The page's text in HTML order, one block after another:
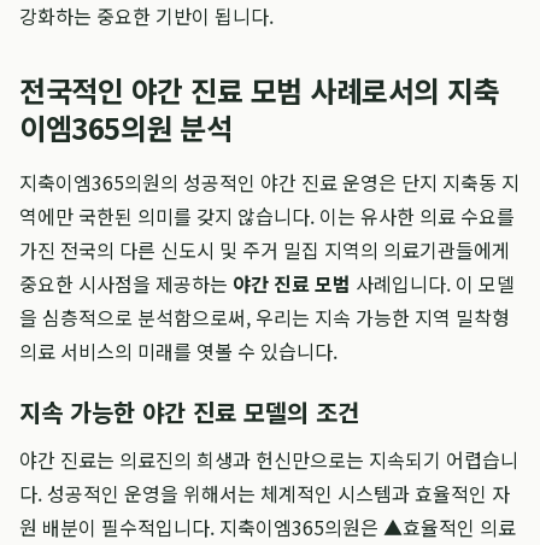
강화하는 중요한 기반이 됩니다.
전국적인 야간 진료 모범 사례로서의 지축
이엠365의원 분석
지축이엠365의원의 성공적인 야간 진료 운영은 단지 지축동 지
역에만 국한된 의미를 갖지 않습니다. 이는 유사한 의료 수요를
가진 전국의 다른 신도시 및 주거 밀집 지역의 의료기관들에게
중요한 시사점을 제공하는 야간 진료 모범 사례입니다. 이 모델
을 심층적으로 분석함으로써, 우리는 지속 가능한 지역 밀착형
의료 서비스의 미래를 엿볼 수 있습니다.
지속 가능한 야간 진료 모델의 조건
야간 진료는 의료진의 희생과 헌신만으로는 지속되기 어렵습니
다. 성공적인 운영을 위해서는 체계적인 시스템과 효율적인 자
원 배분이 필수적입니다. 지축이엠365의원은 ▲효율적인 의료